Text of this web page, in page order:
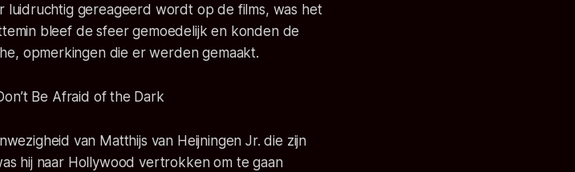
luidruchtig gereageerd wordt op de films, was het
bleef de sfeer gemoedelijk en konden de
opmerkingen die er werden gemaakt.
van Matthijs van Heijningen Jr. die zijn
hij naar Hollywood vertrokken om te gaan